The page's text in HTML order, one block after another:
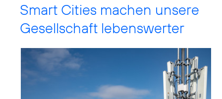
Smart Cities machen unsere
Gesellschaft lebenswerter